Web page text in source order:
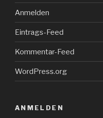
Anmelden
Eintrags-Feed
Kommentar-Feed
WordPress.org
ANMELDEN